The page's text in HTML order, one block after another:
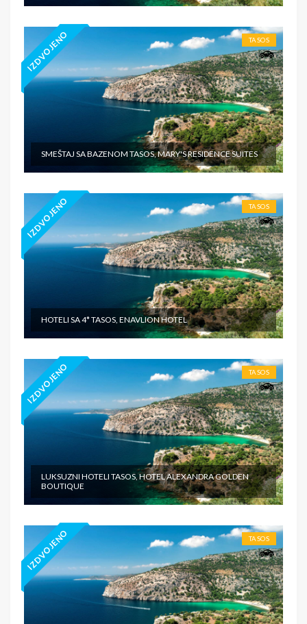
IZDVOJENO TASOS
SMEŠTAJ SA BAZENOM TASOS, MARY'S RESIDENCE SUITES
IZDVOJENO TASOS
HOTELI SA 4* TASOS, ENAVLION HOTEL
IZDVOJENO TASOS
LUKSUZNI HOTELI TASOS, HOTEL ALEXANDRA GOLDEN
BOUTIQUE
IZDVOJENO TASOS